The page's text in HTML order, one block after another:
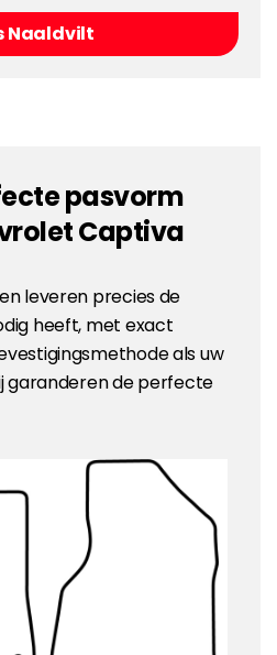
Naaldvilt
pasvorm
Captiva
leveren precies de
heeft, met exact
als uw
garanderen de perfecte